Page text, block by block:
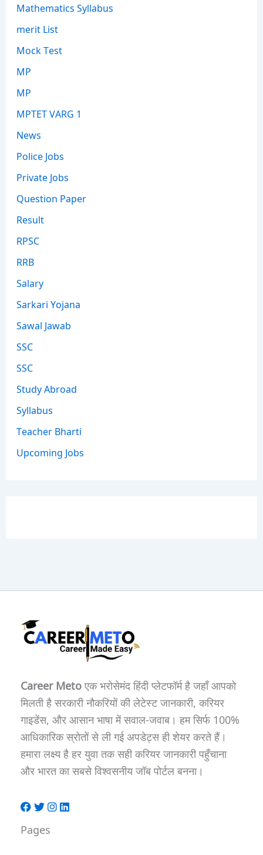
Mathematics Syllabus
merit List
Mock Test
MP
MP
MPTET VARG 1
News
Police Jobs
Private Jobs
Question Paper
Result
RPSC
RRB
Salary
Sarkari Yojana
Sawal Jawab
SSC
SSC
Study Abroad
Syllabus
Teacher Bharti
Upcoming Jobs
Career Metoएक भरोसेमंद हिंदी प्लेटफॉर्म है जहाँ आपको
मिलती है सरकारी नौकरियों की लेटेस्ट जानकारी, करियर
गाइडेंस, और आसान भाषा में सवाल-जवाब। हम सिर्फ 100%
आधिकारिक स्रोतों से ली गई अपडेट्स ही शेयर करते हैं।
हमारा लक्ष्य है हर युवा तक सही करियर जानकारी पहुँचाना
और भारत का सबसे विश्वसनीय जॉब पोर्टल बनना।
Pages